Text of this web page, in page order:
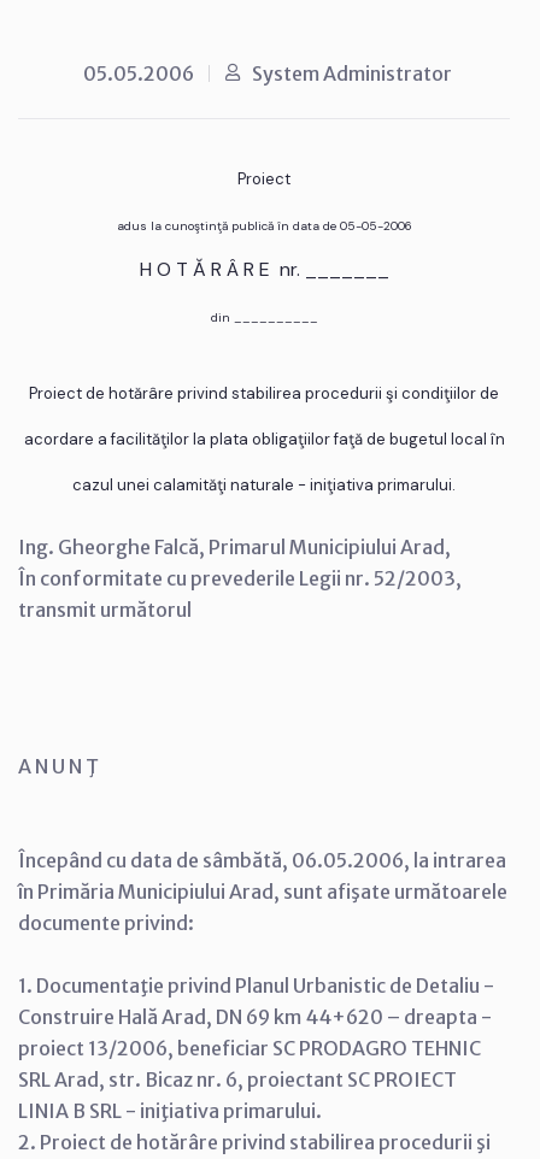
05.05.2006 System Administrator
Proiect
adus la cunoştinţă publică în data de 05-05-2006
H O T Ă R Â R E nr. _______
din __________
Proiect de hotărâre privind stabilirea procedurii şi condiţiilor de
acordare a facilităţilor la plata obligaţiilor faţă de bugetul local în
cazul unei calamităţi naturale - iniţiativa primarului.
Ing. Gheorghe Falcă, Primarul Municipiului Arad,
În conformitate cu prevederile Legii nr. 52/2003,
transmit următorul
A N U N Ţ
Începând cu data de sâmbătă, 06.05.2006, la intrarea
în Primăria Municipiului Arad, sunt afişate următoarele
documente privind:
1. Documentaţie privind Planul Urbanistic de Detaliu -
Construire Hală Arad, DN 69 km 44+620 – dreapta -
proiect 13/2006, beneficiar SC PRODAGRO TEHNIC
SRL Arad, str. Bicaz nr. 6, proiectant SC PROIECT
LINIA B SRL - iniţiativa primarului.
2. Proiect de hotărâre privind stabilirea procedurii şi